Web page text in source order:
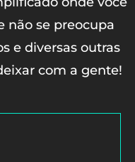
não se preocupa
e diversas outras
com a gente!